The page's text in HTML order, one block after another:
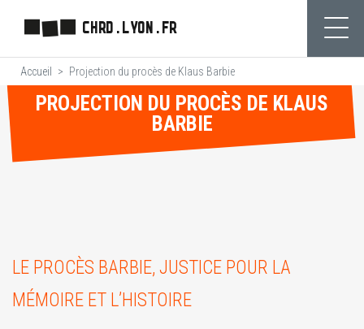
contenu
principal
CHRD.LYON.FR
Accueil Projection du procès de Klaus Barbie
PROJECTION DU PROCÈS DE KLAUS
BARBIE
LE PROCÈS BARBIE, JUSTICE POUR LA
MÉMOIRE ET L’HISTOIRE